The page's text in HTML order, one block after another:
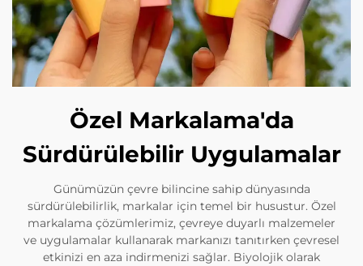
Özel Markalama'da
Sürdürülebilir Uygulamalar
Günümüzün çevre bilincine sahip dünyasında
sürdürülebilirlik, markalar için temel bir husustur. Özel
markalama çözümlerimiz, çevreye duyarlı malzemeler
ve uygulamalar kullanarak markanızı tanıtırken çevresel
etkinizi en aza indirmenizi sağlar. Biyolojik olarak